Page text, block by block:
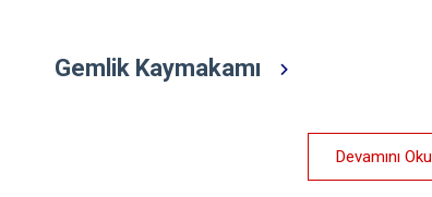
Gemlik Kaymakamı
Devamını Oku